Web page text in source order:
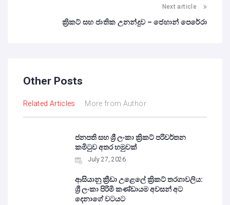
Next article
ක්‍රිකට් සහ ජාතික උනන්දුව – ජෙහාන් පෙරේරා
Other Posts
Related Articles More from Author
ජනපති සහ ශ්‍රී ලංකා ක්‍රිකට් පරිවර්තන
කමිටුව අතර හමුවක්
July 27, 2026
ආසියානු ක්‍රීඩා උළෙලේ ක්‍රිකට් තරගාවලිය:
ශ්‍රී ලංකා පිරිමි කණ්ඩායම අවසන් අට
දෙනාගේ වටයට